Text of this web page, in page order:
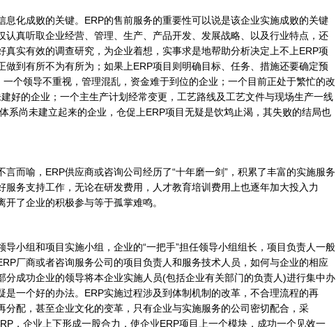
化成败的关键。ERP的售前服务的重要性可以说是该企业实施成败的关键
认真听取企业经营、管理、生产、产品开发、发展战略、以及行业特点，还
实有效的调查研究，为企业着想，实事求是地帮助分析决定上不上ERP项
做到有所不为有所为；如果上ERP项目则明确目标、任务、措施还要确定预
个领导不重视，管理混乱，资金难于到位的企业；一个目前正处于繁忙的改
好的企业；一个主生产计划经常变更，工艺路线及工艺文件与现场生产一线
系尚未建立起来的企业，仓促上ERP项目无疑是饮鸩止渴，其失败的结局也
喻，ERP供应商或咨询公司经历了“十年磨一剑”，积累了丰富的实施服务
务支持工作，无论在研发费用，人才教育培训费用上也逐年加大投入力
了企业的积极参与等于孤掌难鸣。
组和项目实施小组，企业的“一把手”担任领导小组组长，项目负责人一般
厂商或者咨询服务公司的项目负责人和服务技术人员，如何与企业的相应
分成功企业的领导将本企业实施人员(包括企业有关部门的负责人)进行集中办
一个好的办法。ERP实施过程涉及到体制机制的改革，不合理流程的再
分配，甚至企业文化的变革，只有企业与实施服务的公司密切配合，采
，企业上下形成一股合力，使企业ERP项目上一个模块，成功一个见效一